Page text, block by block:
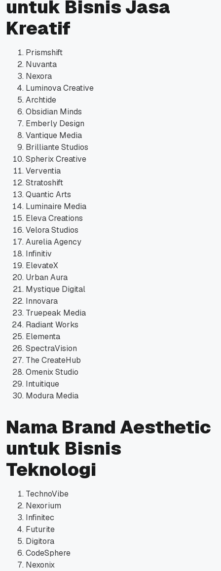
untuk Bisnis Jasa
Kreatif
Prismshift
Nuvanta
Nexora
Luminova Creative
Archtide
Obsidian Minds
Emberly Design
Vantique Media
Brilliante Studios
Spherix Creative
Verventia
Stratoshift
Quantic Arts
Luminaire Media
Eleva Creations
Velora Studios
Aurelia Agency
Infinitiv
ElevateX
Urban Aura
Mystique Digital
Innovara
Truepeak Media
Radiant Works
Elementa
SpectraVision
The CreateHub
Omenix Studio
Intuitique
Modura Media
Nama Brand Aesthetic
untuk Bisnis
Teknologi
TechnoVibe
Nexorium
Infinitec
Futurite
Digitora
CodeSphere
Nexonix